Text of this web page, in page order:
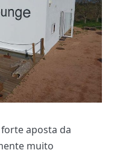
aposta da
muito